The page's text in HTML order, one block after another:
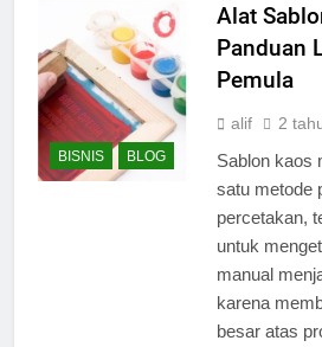
BISNIS BLOG
Alat
Panduan
Pemula
alif 2
Sablon kaos
satu metode
percetakan,
untuk
manual
karena
besar atas